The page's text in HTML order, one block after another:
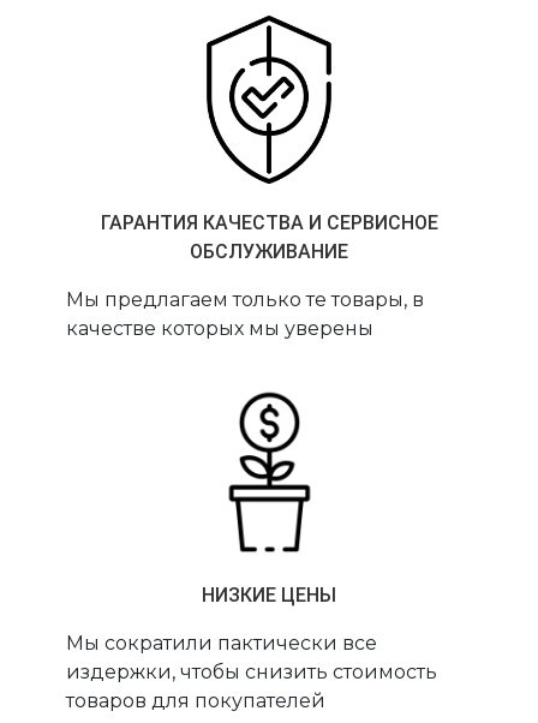
ГАРАНТИЯ КАЧЕСТВА И СЕРВИСНОЕ
ОБСЛУЖИВАНИЕ
Мы предлагаем только те товары, в
качестве которых мы уверены
НИЗКИЕ ЦЕНЫ
Мы сократили пактически все
издержки, чтобы снизить стоимость
товаров для покупателей